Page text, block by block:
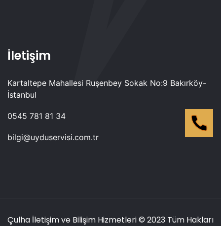
İletişim
Kartaltepe Mahallesi Ruşenbey Sokak No:9 Bakırköy-
İstanbul
0545 781 81 34
bilgi@uyduservisi.com.tr
Çulha İletişim ve Bilişim Hizmetleri© 2023 Tüm Hakları